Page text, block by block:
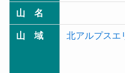
山 名
山 域 北アルプスエ